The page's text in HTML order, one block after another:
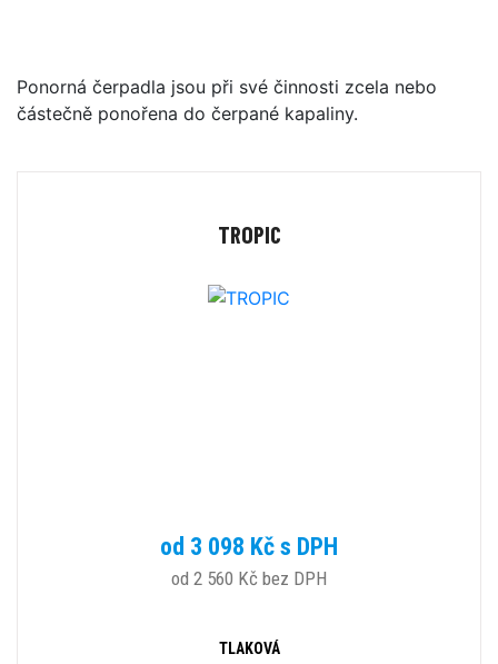
Ponorná čerpadla jsou při své činnosti zcela nebo
částečně ponořena do čerpané kapaliny.
TROPIC
od 3 098 Kč s DPH
od 2 560 Kč bez DPH
TLAKOVÁ